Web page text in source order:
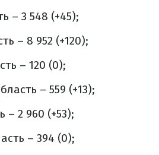
– 3 548 (+45);
– 8 952 (+120);
– 120 (0);
– 559 (+13);
– 2 960 (+53);
– 394 (0);